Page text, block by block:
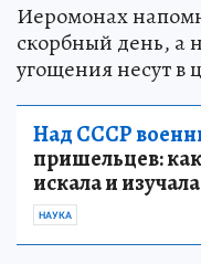
Иеромонах
скорбный день, а
угощения несут в
Над СССР
пришельцев: как
искала и
НАУКА